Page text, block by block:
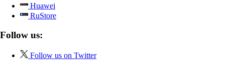
Huawei
RuStore
Follow us:
Follow us on Twitter